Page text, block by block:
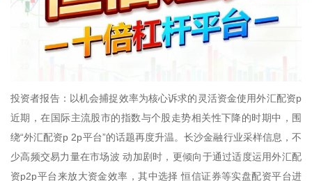
投资者报告：以机会捕捉效率为核心诉求的灵活资金使用外汇配资p
近期，在国际主流股市的指数与个股走势相关性下降的时期中，围
绕“外汇配资p 2p平台”的话题再度升温。长沙金融行业采样信息，不
少高频交易力量在市场波 动加剧时，更倾向于通过适度运用外汇配
资p2p平台来放大资金效率，其中选择 恒信证券等实盘配资平台进